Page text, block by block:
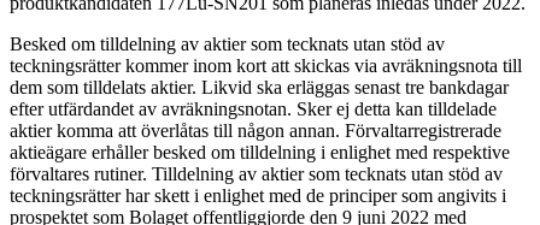
Besked om tilldelning av aktier som tecknats utan stöd av
teckningsrätter kommer inom kort att skickas via avräkningsnota till
dem som tilldelats aktier. Likvid ska erläggas senast tre bankdagar
efter utfärdandet av avräkningsnotan. Sker ej detta kan tilldelade
aktier komma att överlåtas till någon annan. Förvaltarregistrerade
aktieägare erhåller besked om tilldelning i enlighet med respektive
förvaltares rutiner. Tilldelning av aktier som tecknats utan stöd av
teckningsrätter har skett i enlighet med de principer som angivits i
prospektet som Bolaget offentliggjorde den 9 juni 2022 med